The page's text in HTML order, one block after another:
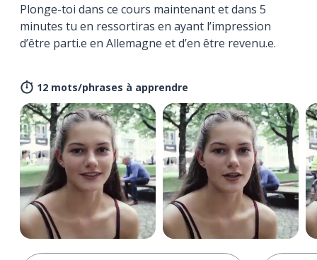
Plonge-toi dans ce cours maintenant et dans 5
minutes tu en ressortiras en ayant l’impression
d’être parti.e en Allemagne et d’en être revenu.e.
12 mots/phrases à apprendre